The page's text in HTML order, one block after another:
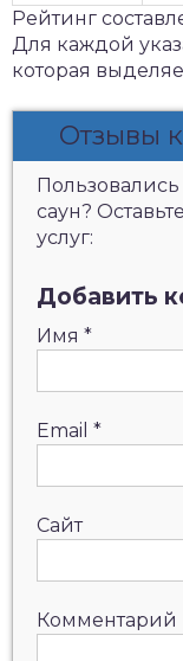
Рейтинг
Для каждой
которая
Отзывы
саун?
услуг:
Добавить
Имя *
Email *
Сайт
Комментарий